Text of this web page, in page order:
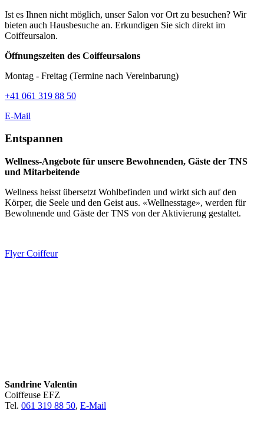
Ist es Ihnen nicht möglich, unser Salon vor Ort zu besuchen? Wir
bieten auch Hausbesuche an. Erkundigen Sie sich direkt im
Coiffeursalon.
Öffnungszeiten des Coiffeursalons
Montag - Freitag (Termine nach Vereinbarung)
+41 061 319 88 50
E-Mail
Entspannen
Wellness-Angebote für unsere Bewohnenden, Gäste der TNS
und Mitarbeitende
Wellness heisst übersetzt Wohlbefinden und wirkt sich auf den
Körper, die Seele und den Geist aus. «Wellnesstage», werden für
Bewohnende und Gäste der TNS von der Aktivierung gestaltet.
Flyer Coiffeur
Sandrine Valentin
Coiffeuse EFZ
Tel. 061 319 88 50, E-Mail